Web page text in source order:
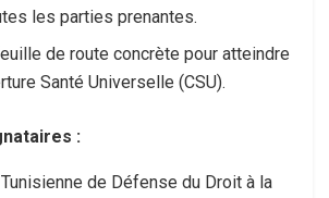
les parties prenantes.
de route concrète pour atteindre
Santé Universelle (CSU).
:
de Défense du Droit à la